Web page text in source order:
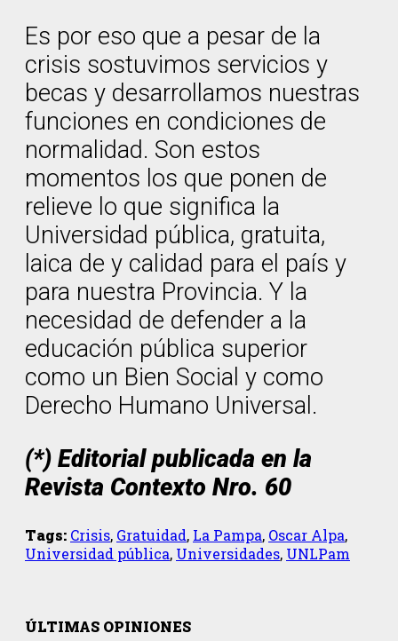
Es por eso que a pesar de la
crisis sostuvimos servicios y
becas y desarrollamos nuestras
funciones en condiciones de
normalidad. Son estos
momentos los que ponen de
relieve lo que significa la
Universidad pública, gratuita,
laica de y calidad para el país y
para nuestra Provincia. Y la
necesidad de defender a la
educación pública superior
como un Bien Social y como
Derecho Humano Universal.
(*) Editorial publicada en la
Revista Contexto Nro. 60
Tags: Crisis, Gratuidad, La Pampa, Oscar Alpa,
Universidad pública, Universidades, UNLPam
ÚLTIMAS OPINIONES